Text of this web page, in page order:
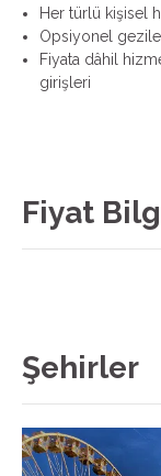
Her türlü kişisel
Opsiyonel
Fiyata dâhil
girişleri
Fiyat
Şehirler